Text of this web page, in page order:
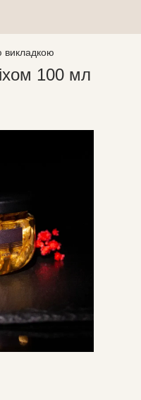
викладкою
100 мл